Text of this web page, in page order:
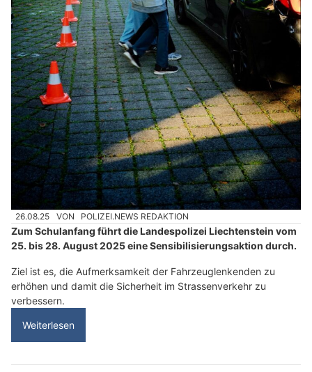
26.08.25 VON POLIZEI.NEWS REDAKTION
Zum Schulanfang führt die Landespolizei Liechtenstein vom
25. bis 28. August 2025 eine Sensibilisierungsaktion durch.
Ziel ist es, die Aufmerksamkeit der Fahrzeuglenkenden zu
erhöhen und damit die Sicherheit im Strassenverkehr zu
verbessern.
Weiterlesen